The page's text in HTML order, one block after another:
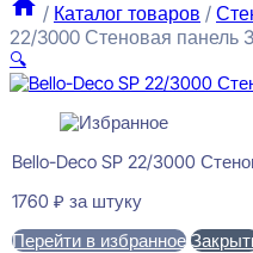
/ Каталог товаров /
22/3000 Стеновая панель
🔍
Bello-Deco SP 22/3000
1760 ₽ за штуку
Перейти в избранное